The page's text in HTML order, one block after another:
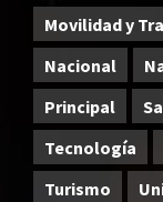
Movilidad y
Nacional
Principal
Tecnología
Turismo